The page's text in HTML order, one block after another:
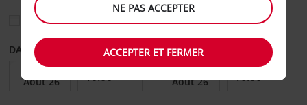
Sélectionnez une autre agence de retour
DATE DE DÉPART DATE DE RETOUR
NE PAS ACCEPTER
ACCEPTER ET FERMER